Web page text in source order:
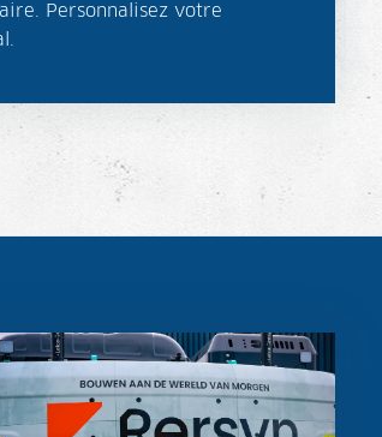
Personnalisez votre